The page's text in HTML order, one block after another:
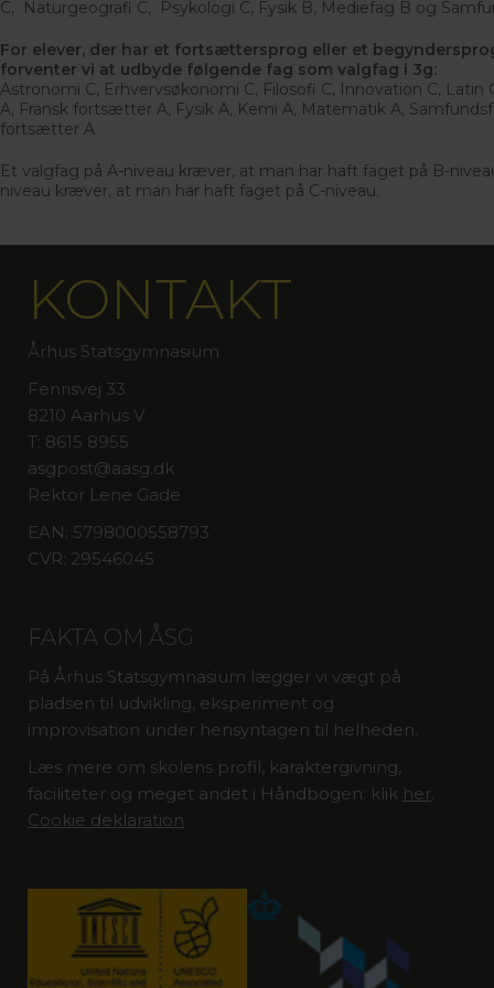
C, Naturgeografi C, Psykologi C, Fysik B, Mediefag B og
For elever, der har et fortsættersprog eller et
forventer vi at udbyde følgende fag som valgfag i 3g:
Astronomi C, Erhvervsøkonomi C, Filosofi C, Innovation C, Latin
A, Fransk fortsætter A, Fysik A, Kemi A, Matematik A,
fortsætter A
Et valgfag på A-niveau kræver, at man har haft faget på B-
niveau kræver, at man har haft faget på C-niveau.
KONTAKT
Århus Statsgymnasium
Fenrisvej 33
8210 Aarhus V
T: 8615 8955
asgpost@aasg.dk
Rektor Lene Gade
EAN: 5798000558793
CVR: 29546045
FAKTA OM ÅSG
På Århus Statsgymnasium lægger vi vægt på
pladsen til udvikling, eksperiment og
improvisation under hensyntagen til helheden.
Læs mere om skolens profil, karaktergivning,
faciliteter og meget andet i Håndbogen: klik her.
Cookie deklaration